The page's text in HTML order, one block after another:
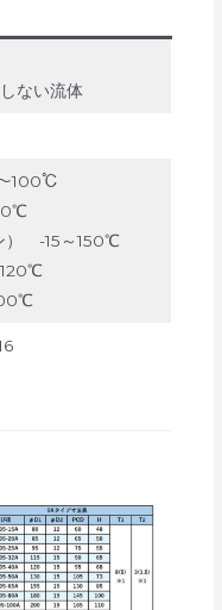
ない流体
100℃
） -15～150℃